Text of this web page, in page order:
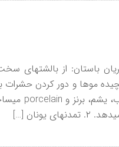
موها و دور کردن حشرات
[…]